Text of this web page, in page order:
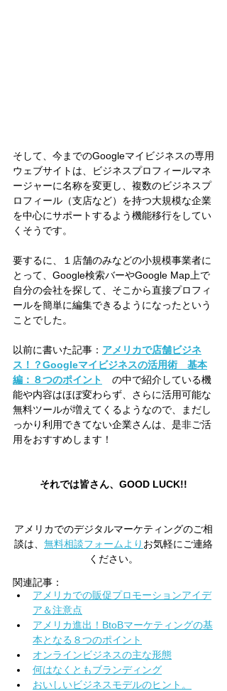
そして、今までのGoogleマイビジネスの専用
ウェブサイトは、ビジネスプロフィールマネ
ージャーに名称を変更し、複数のビジネスプ
ロフィール（支店など）を持つ大規模な企業
を中心にサポートするよう機能移行をしてい
くそうです。
要するに、１店舗のみなどの小規模事業者に
とって、Google検索バーやGoogle Map上で
自分の会社を探して、そこから直接プロフィ
ールを簡単に編集できるようになったという
ことでした。
以前に書いた記事： アメリカで店舗ビジネ
ス！？Googleマイビジネスの活用術　基本
編：８つのポイント
の中で紹介している機
能や内容はほぼ変わらず、さらに活用可能な
無料ツールが増えてくるようなので、まだし
っかり利用できてない企業さんは、是非ご活
用をおすすめします！
それでは皆さん、GOOD LUCK!!
アメリカでのデジタルマーケティングのご相
談は、 無料相談フォームより お気軽にご連絡
ください。
関連記事：
アメリカでの販促プロモーションアイデ
ア＆注意点
アメリカ進出！BtoBマーケティングの基
本となる８つのポイント
オンラインビジネスの主な形態
何はなくともブランディング
おいしいビジネスモデルのヒント。